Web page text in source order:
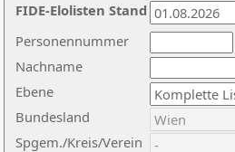
Nachname
Ebene
Personennummer
Bundesland
Spgem./Kreis/Verein
FIDE-Elolisten Stand